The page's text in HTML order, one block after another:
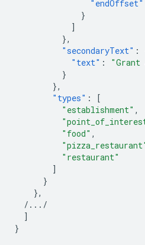
"endOffset"
}
]
},
"secondaryText" :
"text" :
"Grant
}
},
"types" :
[
"establishment" ,
"food" ,
"restaurant"
]
}
},
/.../
]
}